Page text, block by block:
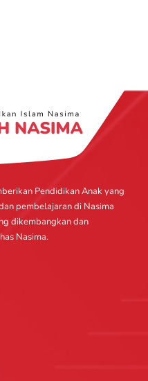
Pendidikan Anak yang
pembelajaran di Nasima
dikembangkan dan
Nasima.